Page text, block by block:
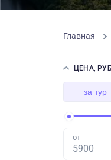
Главная
ЦЕНА,
за тур
от